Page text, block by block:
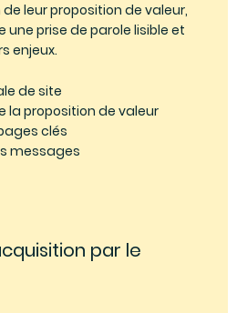
leur proposition de valeur,
une prise de parole lisible et
enjeux.
de site
la proposition de valeur
clés
messages
par le